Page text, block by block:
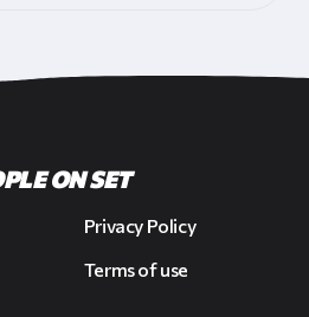
ON SET
Privacy Policy
Terms of use